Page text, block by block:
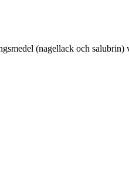
(nagellack och salubrin)